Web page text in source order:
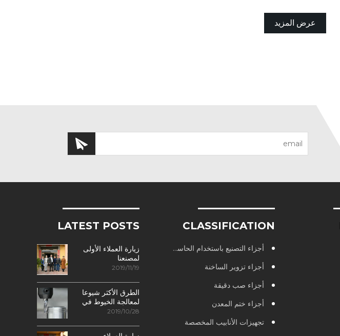
عرض المزيد
CLASSIFICATION
أجزاء التصنيع باستخدام الحاسب الآلي
أجزاء تزوير الساخنة
أجزاء صب دقيقة
أجزاء ختم المعدن
تجهيزات الأنابيب المخصصة
LATEST POSTS
زيارة العملاء الأولى
لمصنعنا
2019/11/19
الطرق الأكثر شيوعا
لمعالجة الخيوط في
مراكز التصنيع
الآلي
2019/10/28